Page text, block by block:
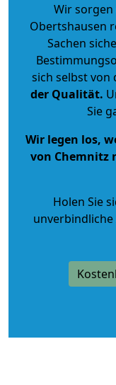
Wir sorgen
Obertshausen
Sachen
sich selbst von
der Qualität.
Sie
Wir legen los,
von Chemnitz
Holen Sie